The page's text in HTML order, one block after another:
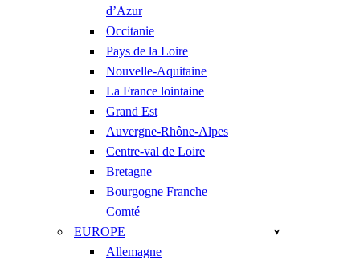
d’Azur
Occitanie
Pays de la Loire
Nouvelle-Aquitaine
La France lointaine
Grand Est
Auvergne-Rhône-Alpes
Centre-val de Loire
Bretagne
Bourgogne Franche
Comté
EUROPE
Allemagne